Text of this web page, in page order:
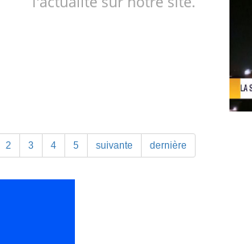
2 3 4 5 suivante dernière